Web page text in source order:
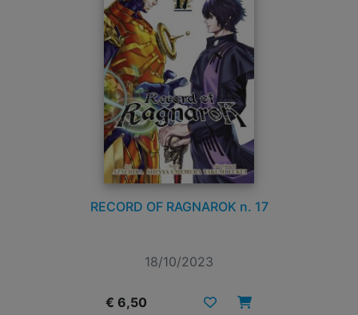
RECORD OF RAGNAROK n. 17
18/10/2023
€ 6,50